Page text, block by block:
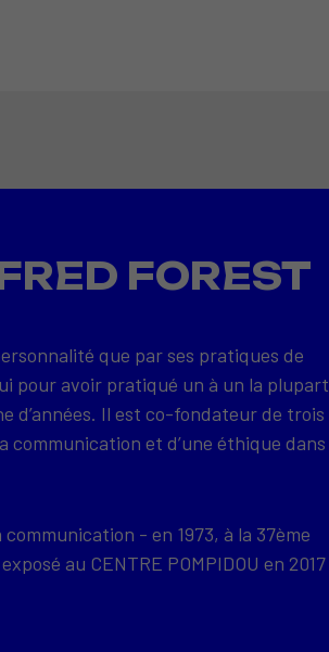
FOREST
que par ses pratiques de
pour avoir pratiqué un à un la plupart
d’années. Il est co-fondateur de trois
communication et d’une éthique dans
- en 1973, à la 37ème
au CENTRE POMPIDOU en 2017